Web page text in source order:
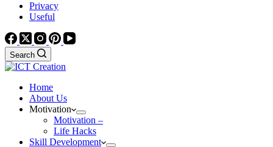
Privacy
Useful
Search
Home
About Us
Motivation
Motivation –
Life Hacks
Skill Development